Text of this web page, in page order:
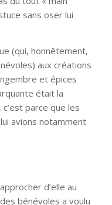
sans oser lui
(qui, honnêtement,
aux créations
et épices
était la
parce que les
avions notamment
d’elle au
bénévoles a voulu